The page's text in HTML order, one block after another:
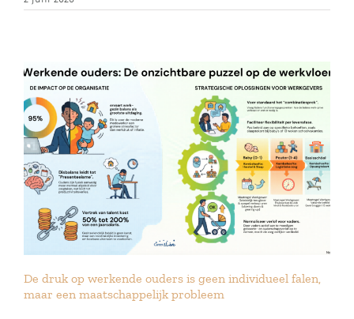
De druk op werkende ouders is geen individueel falen,
maar een maatschappelijk probleem